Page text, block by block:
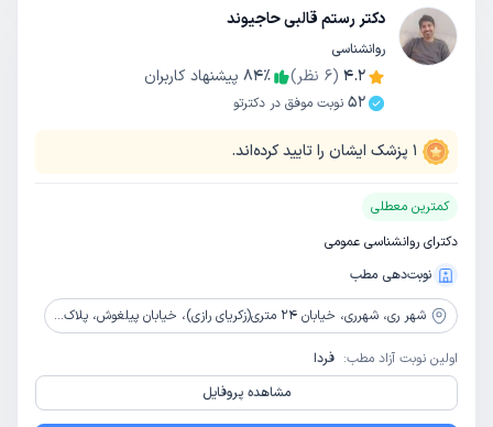
دکتر رستم قالبی حاجیوند
روانشناسی
4.2
(
6 نظر) 84٪
پیشنهاد کاربران
52 نوبت موفق در دکترتو
1 پزشک ایشان را تایید کرده‌اند.
کمترین معطلی
دکترای روانشناسی عمومی
نوبت‌دهی مطب
شهر ری، شهرری، خیابان 24 متری(زکریای رازی)، خیابان پیلغوش، پلاک 11، ساختمان پزشکان راگا، طبقه چهارم واحد شرقی
اولین نوبت آزاد مطب: فردا
مشاهده پروفایل